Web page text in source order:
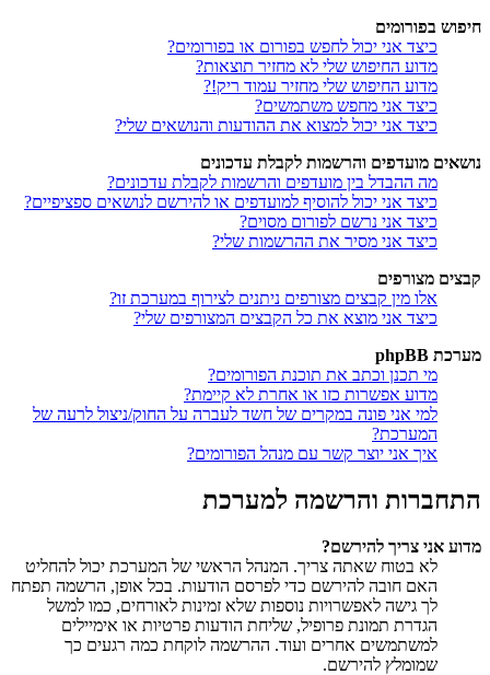
חיפוש בפורומים
כיצד אני יכול לחפש בפורום או בפורומים?
מדוע החיפוש שלי לא מחזיר תוצאות?
מדוע החיפוש שלי מחזיר עמוד ריק!?
כיצד אני מחפש משתמשים?
כיצד אני יכול למצוא את ההודעות והנושאים שלי?
נושאים מועדפים והרשמות לקבלת עדכונים
מה ההבדל בין מועדפים והרשמות לקבלת עדכונים?
כיצד אני יכול להוסיף למועדפים או להירשם לנושאים ספציפיים?
כיצד אני נרשם לפורום מסוים?
כיצד אני מסיר את ההרשמות שלי?
קבצים מצורפים
אלו מין קבצים מצורפים ניתנים לצירוף במערכת זו?
כיצד אני מוצא את כל הקבצים המצורפים שלי?
מערכת phpBB
מי תכנן וכתב את תוכנת הפורומים?
מדוע אפשרות כזו או אחרת לא קיימת?
למי אני פונה במקרים של חשד לעברה על החוק/ניצול לרעה של
המערכת?
איך אני יוצר קשר עם מנהל הפורומים?
התחברות והרשמה למערכת
מדוע אני צריך להירשם?
לא בטוח שאתה צריך. המנהל הראשי של המערכת יכול להחליט
האם חובה להירשם כדי לפרסם הודעות. בכל אופן, הרשמה תפתח
לך גישה לאפשרויות נוספות שלא זמינות לאורחים, כמו למשל
הגדרת תמונת פרופיל, שליחת הודעות פרטיות או אימיילים
למשתמשים אחרים ועוד. ההרשמה לוקחת כמה רגעים כך
שמומלץ להירשם.